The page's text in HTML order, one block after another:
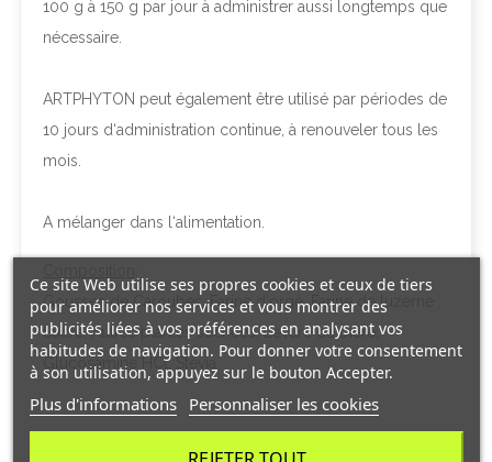
100 g à 150 g par jour à administrer aussi longtemps que
nécessaire.
ARTPHYTON peut également être utilisé par périodes de
10 jours d‘administration continue, à renouveler tous les
mois.
A mélanger dans l‘alimentation.
Gousses de Caroubes, Farine d‘orge, Farine de luzerne ,
Sucre, Autres plantes séchées, Levure de bière,
Glucosamine HCl, Stévia
Ce site Web utilise ses propres cookies et ceux de tiers
pour améliorer nos services et vous montrer des
publicités liées à vos préférences en analysant vos
habitudes de navigation. Pour donner votre consentement
à son utilisation, appuyez sur le bouton Accepter.
Plus d'informations Personnaliser les cookies